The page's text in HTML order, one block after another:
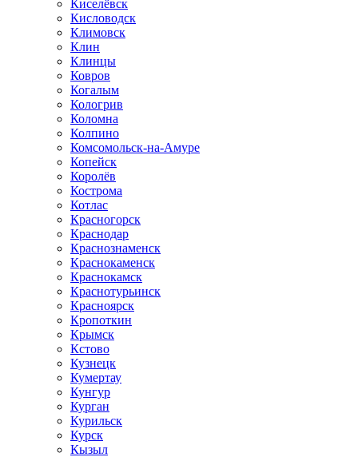
Киселёвск
Кисловодск
Климовск
Клин
Клинцы
Ковров
Когалым
Кологрив
Коломна
Колпино
Комсомольск-на-Амуре
Копейск
Королёв
Кострома
Котлас
Красногорск
Краснодар
Краснознаменск
Краснокаменск
Краснокамск
Краснотурьинск
Красноярск
Кропоткин
Крымск
Кстово
Кузнецк
Кумертау
Кунгур
Курган
Курильск
Курск
Кызыл